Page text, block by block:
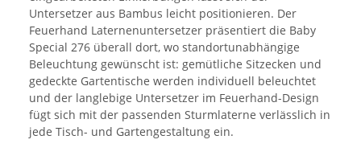
Untersetzer aus Bambus leicht positionieren. Der
Feuerhand Laternenuntersetzer präsentiert die Baby
Special 276 überall dort, wo standortunabhängige
Beleuchtung gewünscht ist: gemütliche Sitzecken und
gedeckte Gartentische werden individuell beleuchtet
und der langlebige Untersetzer im Feuerhand-Design
fügt sich mit der passenden Sturmlaterne verlässlich in
jede Tisch- und Gartengestaltung ein.